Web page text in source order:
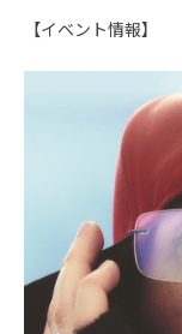
【イベント情報】